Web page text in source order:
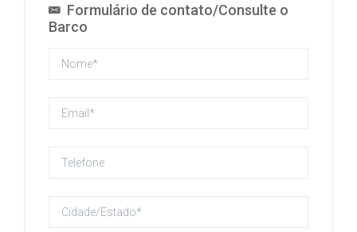
Formulário de contato/Consulte o
Barco